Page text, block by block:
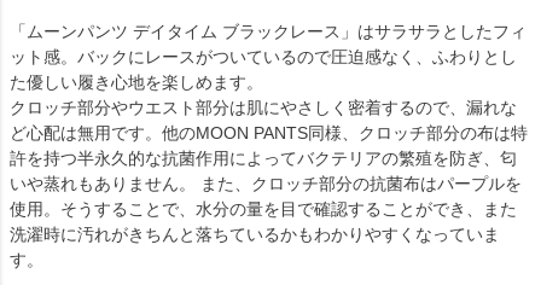
「ムーンパンツ デイタイム ブラックレース」はサラサラとしたフィ
ット感。バックにレースがついているので圧迫感なく、ふわりとし
た優しい履き心地を楽しめます。
クロッチ部分やウエスト部分は肌にやさしく密着するので、漏れな
ど心配は無用です。他のMOON PANTS同様、クロッチ部分の布は特
許を持つ半永久的な抗菌作用によってバクテリアの繁殖を防ぎ、匂
いや蒸れもありません。 また、クロッチ部分の抗菌布はパープルを
使用。そうすることで、水分の量を目で確認することができ、また
洗濯時に汚れがきちんと落ちているかもわかりやすくなっていま
す。